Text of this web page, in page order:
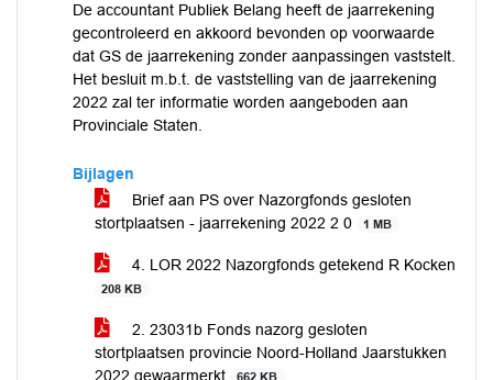
De accountant Publiek Belang heeft de jaarrekening
gecontroleerd en akkoord bevonden op voorwaarde
dat GS de jaarrekening zonder aanpassingen vaststelt.
Het besluit m.b.t. de vaststelling van de jaarrekening
2022 zal ter informatie worden aangeboden aan
Provinciale Staten.
Bijlagen
Brief aan PS over Nazorgfonds gesloten
stortplaatsen - jaarrekening 2022 2 0
1 MB
4. LOR 2022 Nazorgfonds getekend R Kocken
208 KB
2. 23031b Fonds nazorg gesloten
stortplaatsen provincie Noord-Holland Jaarstukken
2022 gewaarmerkt
662 KB